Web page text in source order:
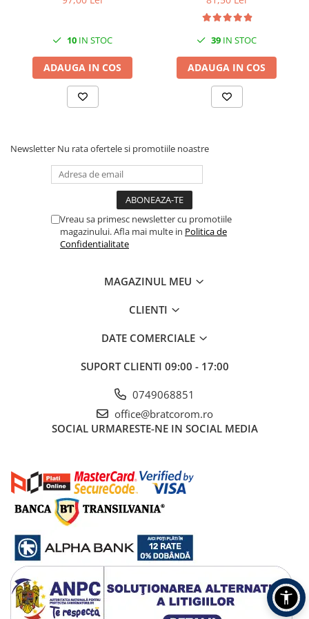
10 IN STOC
ADAUGA IN COS
39 IN STOC
ADAUGA IN COS
Newsletter Nu rata ofertele si promotiile noastre
Vreau sa primesc newsletter cu promotiile
magazinului. Afla mai multe in Politica de
Confidentialitate
MAGAZINUL MEU
CLIENTI
DATE COMERCIALE
SUPORT CLIENTI 09:00 - 17:00
0749068851
office@bratcorom.ro
SOCIAL URMARESTE-NE IN SOCIAL MEDIA